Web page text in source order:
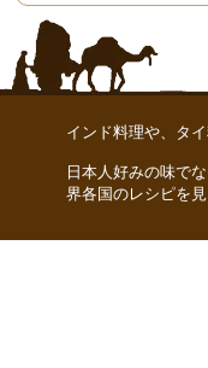
インド料理や、タ
日本人好みの味で
界各国のレシピを